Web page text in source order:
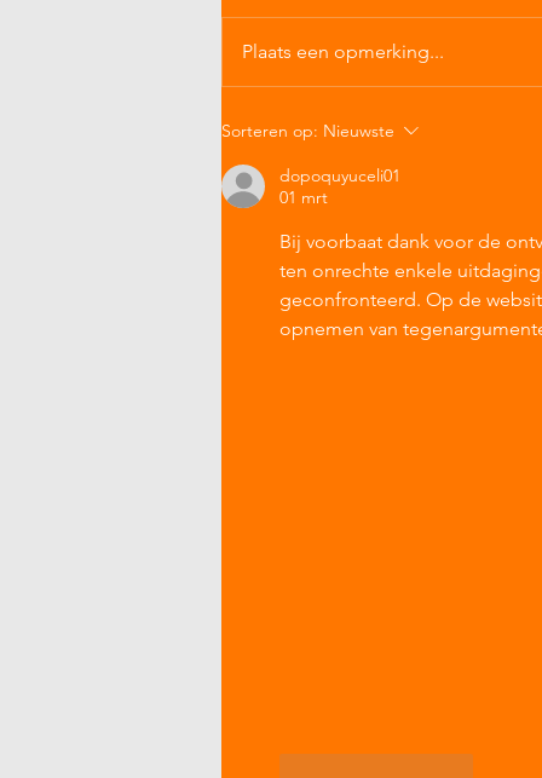
Plaats een opmerking...
Sorteren op: Nieuwste
dopoquyuceli01
01 mrt
Bij voorbaat dank voor de
ten onrechte enkele
geconfronteerd. Op de
opnemen van